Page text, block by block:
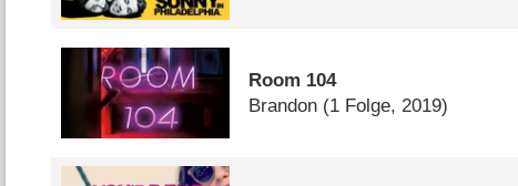
Room 104
Brandon (1 Folge, 2019)